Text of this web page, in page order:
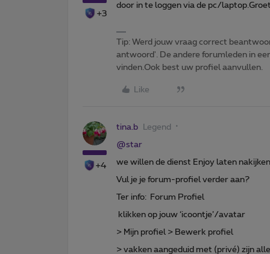
+3
door in te loggen via de pc/
Tip: Werd jouw vraag correct
antwoord'. De andere forumleden in
vinden.Ook best uw profiel aanvullen.
Like
+4
tina.b Legend
@star
we willen de dienst Enjoy laten
Vul je je forum-profiel verder aan?
Ter info: Forum Profiel
klikken op jouw ‘icoontje’/avatar
> Mijn profiel > Bewerk profiel
> vakken aangeduid met (privé) zijn